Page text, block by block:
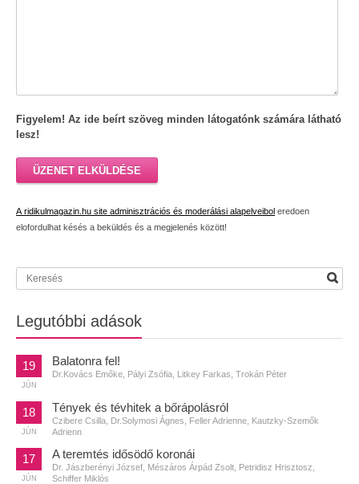
Figyelem! Az ide beírt szöveg minden látogatónk számára látható
lesz!
ÜZENET ELKÜLDÉSE
A ridikulmagazin.hu site adminisztrációs és moderálási alapelveibol eredoen
elofordulhat késés a beküldés és a megjelenés között!
Legutóbbi adások
19
JÚN
Balatonra fel!
Dr.Kovács Emőke, Pályi Zsófia, Litkey Farkas, Trokán Péter
18
JÚN
Tények és tévhitek a bőrápolásról
Czibere Csilla, Dr.Solymosi Ágnes, Feller Adrienne, Kautzky-Szemők
Adrienn
17
JÚN
A teremtés idősödő koronái
Dr. Jászberényi József, Mészáros Árpád Zsolt, Petridisz Hrisztosz,
Schiffer Miklós